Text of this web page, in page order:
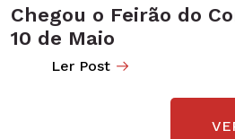
Chegou o Feirão do
10 de Maio
Ler Post